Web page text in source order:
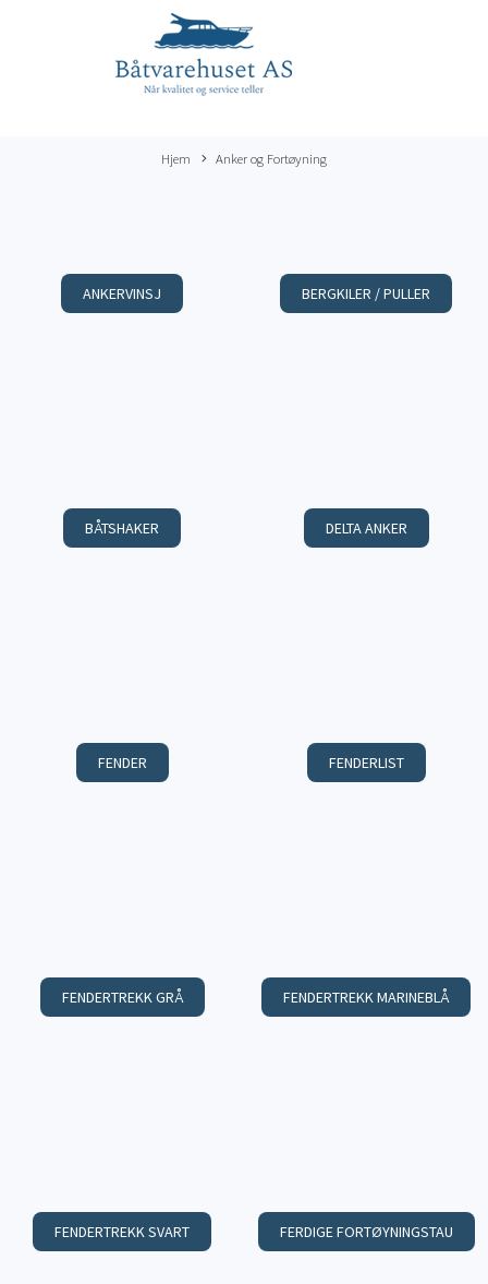
Hjem Anker og Fortøyning
ANKERVINSJ BERGKILER / PULLER
BÅTSHAKER DELTA ANKER
FENDER FENDERLIST
FENDERTREKK GRÅ FENDERTREKK MARINEBLÅ
FENDERTREKK SVART FERDIGE FORTØYNINGSTAU